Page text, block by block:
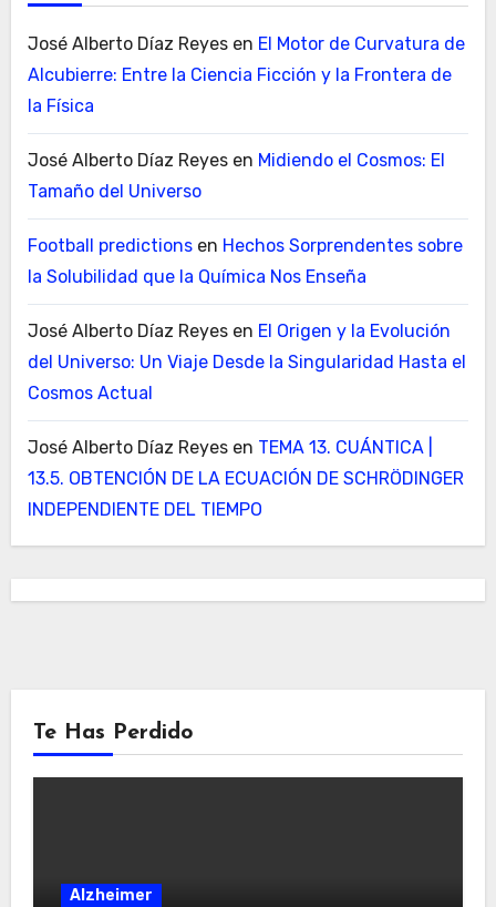
José Alberto Díaz Reyesen El Motor de Curvatura de
Alcubierre: Entre la Ciencia Ficción y la Frontera de
la Física
José Alberto Díaz Reyesen Midiendo el Cosmos: El
Tamaño del Universo
Football predictionsen Hechos Sorprendentes sobre
la Solubilidad que la Química Nos Enseña
José Alberto Díaz Reyesen El Origen y la Evolución
del Universo: Un Viaje Desde la Singularidad Hasta el
Cosmos Actual
José Alberto Díaz Reyesen TEMA 13. CUÁNTICA |
13.5. OBTENCIÓN DE LA ECUACIÓN DE SCHRÖDINGER
INDEPENDIENTE DEL TIEMPO
Te Has Perdido
Alzheimer